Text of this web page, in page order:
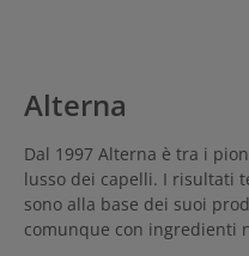
Alterna
Dal 1997 Alterna è tra i
lusso dei capelli. I risultati
sono alla base dei suoi
comunque con ingredienti